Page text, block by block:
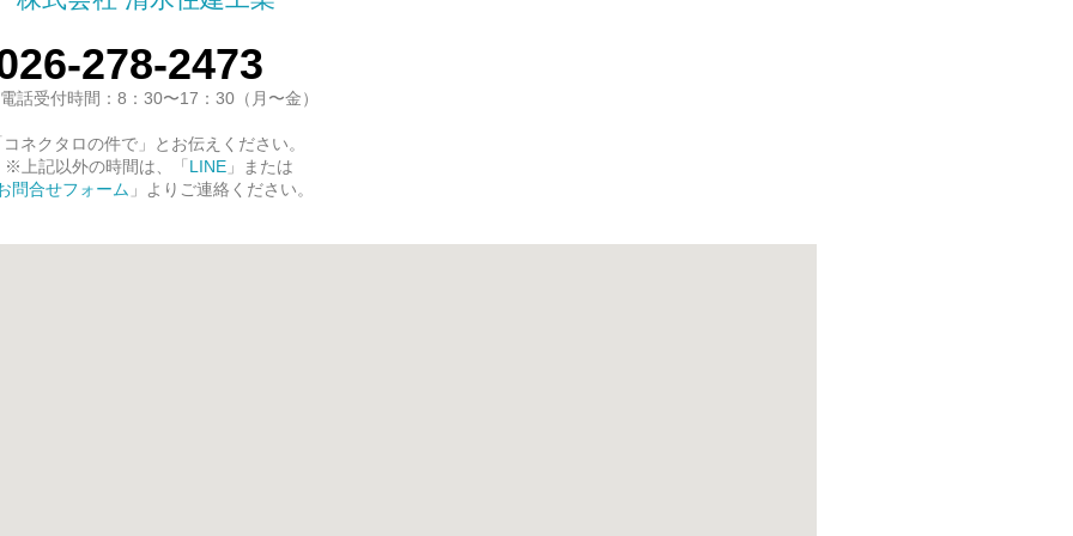
278-2473
電話受付時間：8：30〜17：30（月〜金）
コネクタロの件で」とお伝えください。
※上記以外の時間は、「 LINE」または
問合せフォーム 」よりご連絡ください。